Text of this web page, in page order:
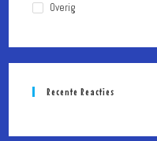
Overig
Recente Reacties